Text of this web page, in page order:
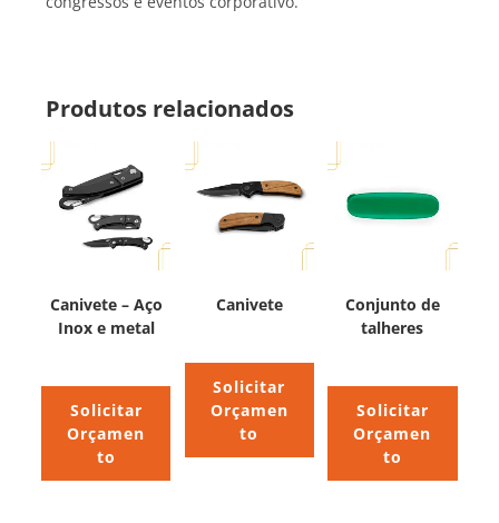
Produtos relacionados
Canivete – Aço
Inox e metal
Solicitar
Orçamen
to
Canivete
Solicitar
Orçamen
to
Conjunto de
talheres
Solicitar
Orçamen
to